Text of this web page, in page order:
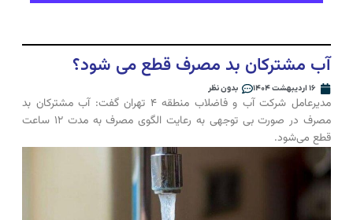
آب مشترکان بد مصرف قطع می شود؟
۱۶ اردیبهشت ۱۴۰۴ بدون نظر
مدیرعامل شرکت آب و فاضلاب منطقه ۴ تهران گفت: آب مشترکان بد
مصرف در صورت بی توجهی به رعایت الگوی مصرف به مدت ۱۲ ساعت
قطع می‌شود.